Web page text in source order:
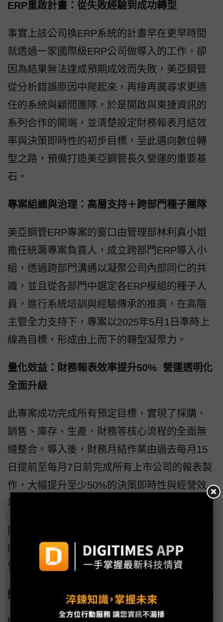
ERP重啟計畫：從失敗經驗到成功轉型
事實上該公司換ERP系統的計畫早在更早時間
就透過一家國際級ERP公司做導入的工作，卻
因為結果無法達成預期成效而失敗，美亞鋼管
從分析錯誤原因中爬起來，再接再厲尋求更適
任的系統與顧問團隊，於是開啟與東捷資訊的
系列合作的開端，並清楚設定財務報表月結效
率與決策即時性的初步目標，至此邁向數位轉
型之路，預備打造美亞鋼管長久營運的重要基
石。
專案組織與治理：高層支持＋跨部門種子團隊
美亞鋼管ERP專案的窗口由管理部林利真小姐
擔任統籌專案負責人，成立跨部門ERP導入小
組，透過跨部門溝通以凝聚公司內部同仁的共
識，並且從各部門中選定各ERP模組的種子人
員，進行系統培訓與經驗傳承的推廣，在高階
主管全力支持下，專案以2025年5月1日準時上
線為目標，形成由上而下的轉型凝聚力。
量化效益：財務報表效率提升50% 營運透明化
全面升級
此專案成功完成所有預定目標，實現了採購、
銷售、庫存、生產、財務等核心流程的全面無
縫整合。導入後，財務月結作業由過去每月15
日提前至每月7日前完成所有上市公司的報表製
作，大幅提升至少50%的決策即時性與經營效
率。
制，一舉提升內控透明度與合規性，為美亞鋼
管的企業永續經營與國際競爭力奠定基礎。
變革管理：克服30年流程慣性 導入新作業模式